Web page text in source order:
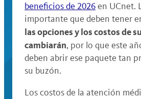
beneficios de 2026en UCnet.
importante que deben tener
las opciones y los costos de
cambiarán, por lo que este
deben abrir ese paquete tan
su buzón.
Los costos de la atención